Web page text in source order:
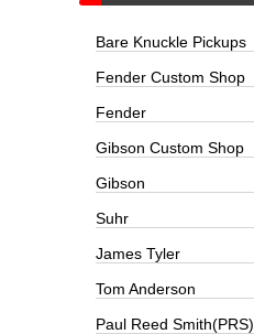
Bare Knuckle Pickups
Fender Custom Shop
Fender
Gibson Custom Shop
Gibson
Suhr
James Tyler
Tom Anderson
Paul Reed Smith(PRS)